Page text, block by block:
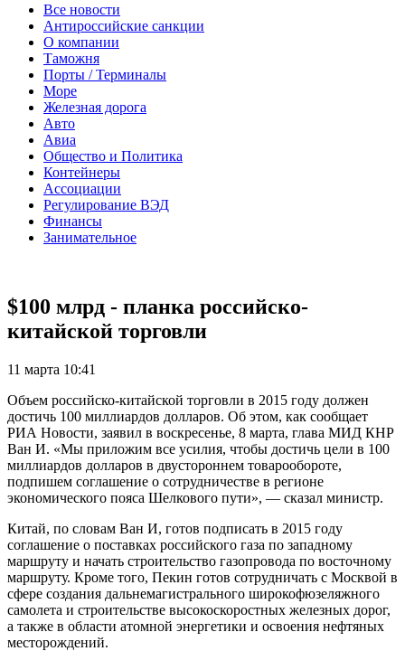
Все новости
Антироссийские санкции
О компании
Таможня
Порты / Терминалы
Море
Железная дорога
Авто
Авиа
Общество и Политика
Контейнеры
Ассоциации
Регулирование ВЭД
Финансы
Занимательное
$100 млрд - планка российско-
китайской торговли
11 марта 10:41
Объем российско-китайской торговли в 2015 году должен
достичь 100 миллиардов долларов. Об этом, как сообщает
РИА Новости, заявил в воскресенье, 8 марта, глава МИД КНР
Ван И. «Мы приложим все усилия, чтобы достичь цели в 100
миллиардов долларов в двустороннем товарообороте,
подпишем соглашение о сотрудничестве в регионе
экономического пояса Шелкового пути», — сказал министр.
Китай, по словам Ван И, готов подписать в 2015 году
соглашение о поставках российского газа по западному
маршруту и начать строительство газопровода по восточному
маршруту. Кроме того, Пекин готов сотрудничать с Москвой в
сфере создания дальнемагистрального широкофюзеляжного
самолета и строительстве высокоскоростных железных дорог,
а также в области атомной энергетики и освоения нефтяных
месторождений.